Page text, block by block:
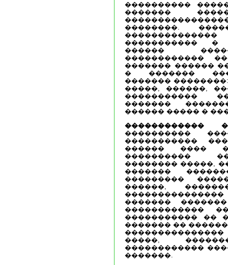
����������
�������
��������.
����������� �
������
������������
������� ������
� �������
�������
�����, ������,
�����������
�������
������ ����� �
������������
����������
�����������
������ ����
����������
�������� �����,
�������
���������
������,
�������
������������
����������� ��
������� ��
�����,
������������
�������.